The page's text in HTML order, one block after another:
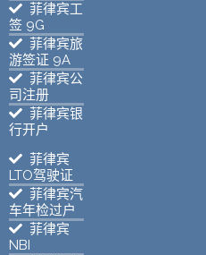
菲律宾工
签 9G
菲律宾旅
游签证 9A
菲律宾公
司注册
菲律宾银
行开户
菲律宾
LTO驾驶证
菲律宾汽
车年检过户
菲律宾
NBI